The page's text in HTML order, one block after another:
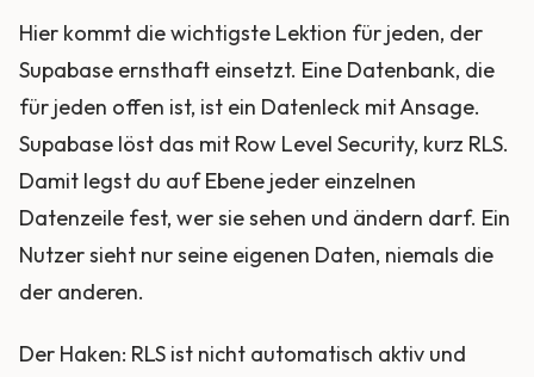
Hier kommt die wichtigste Lektion für jeden, der
Supabase ernsthaft einsetzt. Eine Datenbank, die
für jeden offen ist, ist ein Datenleck mit Ansage.
Supabase löst das mit Row Level Security, kurz RLS.
Damit legst du auf Ebene jeder einzelnen
Datenzeile fest, wer sie sehen und ändern darf. Ein
Nutzer sieht nur seine eigenen Daten, niemals die
der anderen.
Der Haken: RLS ist nicht automatisch aktiv und